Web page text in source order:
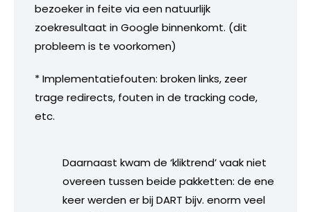
bezoeker in feite via een natuurlijk
zoekresultaat in Google binnenkomt. (dit
probleem is te voorkomen)
* Implementatiefouten: broken links, zeer
trage redirects, fouten in de tracking code,
etc.
Daarnaast kwam de ‘kliktrend’ vaak niet
overeen tussen beide pakketten: de ene
keer werden er bij DART bijv. enorm veel